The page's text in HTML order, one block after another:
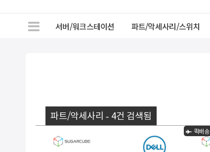
서버/워크스테이션 파트/악세사리/스위치
파트/악세사리 - 4건 검색됨
퀵배송